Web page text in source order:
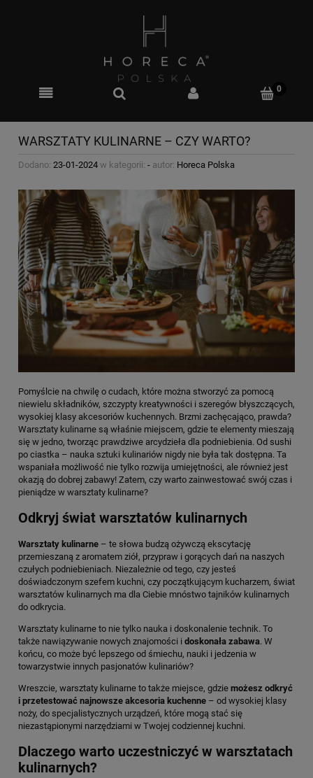
WARSZTATY KULINARNE – CZY WARTO?
Dodano: 23-01-2024 w kategorii: - autor: Horeca Polska
Pomyślcie na chwilę o cudach, które można stworzyć za pomocą
niewielu składników, szczypty kreatywności i szeregów błyszczących,
wysokiej klasy akcesoriów kuchennych. Brzmi zachęcająco, prawda?
Warsztaty kulinarne są właśnie miejscem, gdzie te elementy mieszają
się w jedno, tworząc prawdziwe arcydzieła dla podniebienia. Od sushi
po ciastka – nauka sztuki kulinariów nigdy nie była tak dostępna. Ta
wspaniała możliwość nie tylko rozwija umiejętności, ale również jest
okazją do dobrej zabawy! Zatem, czy warto zainwestować swój czas i
pieniądze w warsztaty kulinarne?
Odkryj świat warsztatów kulinarnych
Warsztaty kulinarne – te słowa budzą ożywczą ekscytację
przemieszaną z aromatem ziół, przypraw i gorących dań na naszych
czułych podniebieniach. Niezależnie od tego, czy jesteś
doświadczonym szefem kuchni, czy początkującym kucharzem, świat
warsztatów kulinarnych ma dla Ciebie mnóstwo tajników kulinarnych
do odkrycia.
Warsztaty kulinarne to nie tylko nauka i doskonalenie technik. To
także nawiązywanie nowych znajomości i doskonała zabawa. W
końcu, co może być lepszego od śmiechu, nauki i jedzenia w
towarzystwie innych pasjonatów kulinariów?
Wreszcie, warsztaty kulinarne to także miejsce, gdzie możesz odkryć
i przetestować najnowsze akcesoria kuchenne – od wysokiej klasy
noży, do specjalistycznych urządzeń, które mogą stać się
niezastąpionymi narzędziami w Twojej codziennej kuchni.
Dlaczego warto uczestniczyć w warsztatach
kulinarnych?